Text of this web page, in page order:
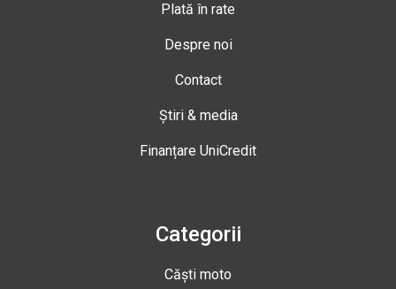
Plată în rate
Despre noi
Contact
Știri & media
Finanțare UniCredit
Categorii
Căști moto